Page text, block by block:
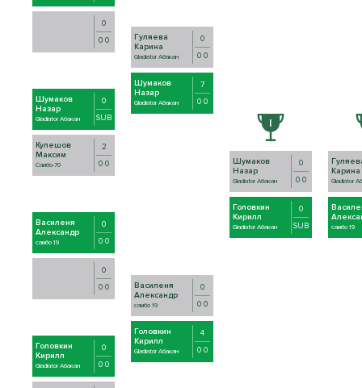
0
0 0
Шумаков
Назар
Gladiator Абакан
0
SUB
Кулешов
Максим
Самбо-70
2
0 0
Василеня
Александр
самбо 19
0
0 0
0
0 0
Головкин
Кирилл
Gladiator Абакан
0
0 0
Гуляева
Карина
Gladiator Абакан
0
0 0
Шумаков
Назар
Gladiator Абакан
7
0 0
Василеня
Александр
самбо 19
0
0 0
Головкин
Кирилл
Gladiator Абакан
4
0 0
Шумаков
Назар
Gladiator Абакан
0
0 0
Головкин
Кирилл
Gladiator Абакан
0
SUB
Карина
Gladiator
самбо 19